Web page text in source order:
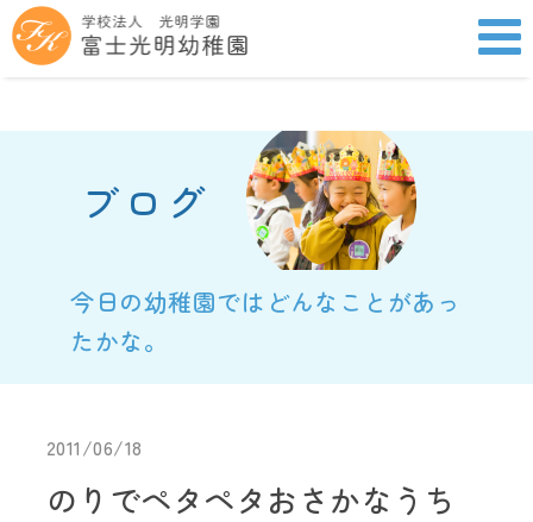
ブログ
今日の幼稚園ではどんなことがあっ
たかな。
2011/06/18
のりでペタペタおさかなうち